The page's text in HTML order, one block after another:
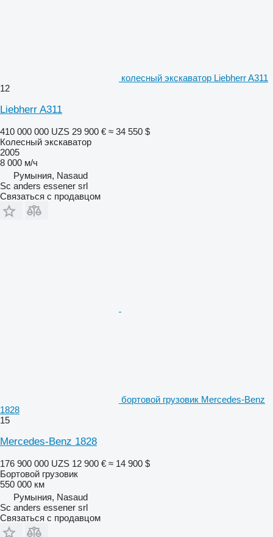
колесный экскаватор Liebherr A311
12
Liebherr A311
410 000 000 UZS 29 900 € ≈ 34 550 $
Колесный экскаватор
2005
8 000 м/ч
Румыния, Nasaud
Sc anders essener srl
Связаться с продавцом
бортовой грузовик Mercedes-Benz
1828
15
Mercedes-Benz 1828
176 900 000 UZS 12 900 € ≈ 14 900 $
Бортовой грузовик
550 000 км
Румыния, Nasaud
Sc anders essener srl
Связаться с продавцом